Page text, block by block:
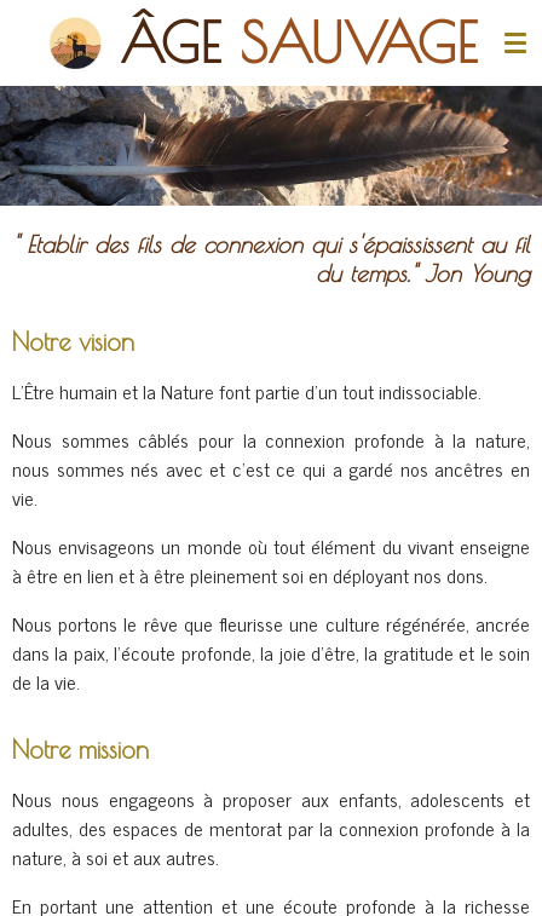
Passer
contenu
principal
ÂGE SAUVAGE
" Etablir des fils de connexion qui s'épaississent au fil
du temps." Jon Young
Notre vision
L’Être humain et la Nature font partie d’un tout indissociable.
Nous sommes câblés pour la connexion profonde à la nature,
nous sommes nés avec et c’est ce qui a gardé nos ancêtres en
vie.
Nous envisageons un monde où tout élément du vivant enseigne
à être en lien et à être pleinement soi en déployant nos dons.
Nous portons le rêve que fleurisse une culture régénérée, ancrée
dans la paix, l'écoute profonde, la joie d'être, la gratitude et le soin
de la vie.
Notre mission
Nous nous engageons à proposer aux enfants, adolescents et
adultes, des espaces de mentorat par la connexion profonde à la
nature, à soi et aux autres.
En portant une attention et une écoute profonde à la richesse